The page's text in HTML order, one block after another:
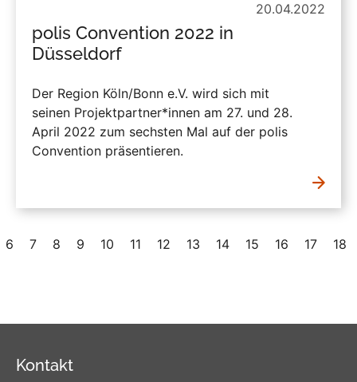
20.04.2022
polis Convention 2022 in
Düsseldorf
Der Region Köln/Bonn e.V. wird sich mit
seinen Projektpartner*innen am 27. und 28.
April 2022 zum sechsten Mal auf der polis
Convention präsentieren.
6 7 8 9 10 11 12 13 14 15 16 17 18
Kontakt